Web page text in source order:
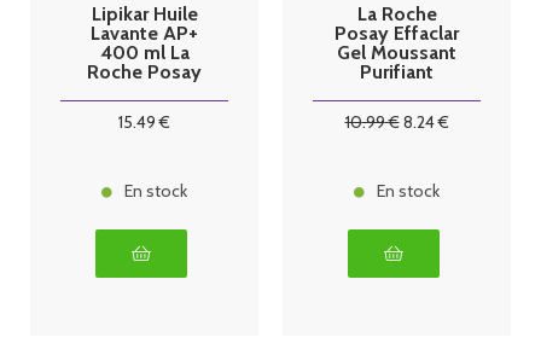
Lipikar Huile
Lavante AP+
400 ml La
Roche Posay
15.49 €
En stock
La Roche
Posay Effaclar
Gel Moussant
Purifiant
10.99€8.24€
En stock